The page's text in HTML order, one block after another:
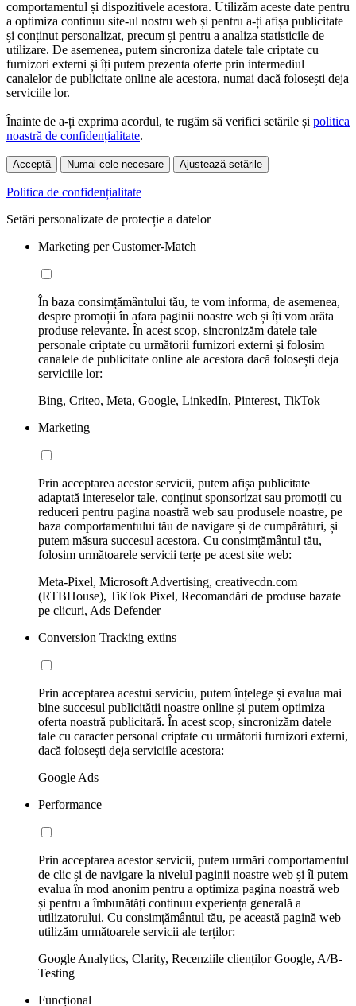
comportamentul și dispozitivele acestora. Utilizăm aceste date pentru
a optimiza continuu site-ul nostru web și pentru a-ți afișa publicitate
și conținut personalizat, precum și pentru a analiza statisticile de
utilizare. De asemenea, putem sincroniza datele tale criptate cu
furnizori externi și îți putem prezenta oferte prin intermediul
canalelor de publicitate online ale acestora, numai dacă folosești deja
serviciile lor.
Înainte de a-ți exprima acordul, te rugăm să verifici setările și politica
noastră de confidențialitate.
Acceptă Numai cele necesare Ajustează setările
Politica de confidențialitate
Setări personalizate de protecție a datelor
Marketing per Customer-Match
În baza consimțământului tău, te vom informa, de asemenea,
despre promoții în afara paginii noastre web și îți vom arăta
produse relevante. În acest scop, sincronizăm datele tale
personale criptate cu următorii furnizori externi și folosim
canalele de publicitate online ale acestora dacă folosești deja
serviciile lor:
Bing, Criteo, Meta, Google, LinkedIn, Pinterest, TikTok
Marketing
Prin acceptarea acestor servicii, putem afișa publicitate
adaptată intereselor tale, conținut sponsorizat sau promoții cu
reduceri pentru pagina noastră web sau produsele noastre, pe
baza comportamentului tău de navigare și de cumpărături, și
putem măsura succesul acestora. Cu consimțământul tău,
folosim următoarele servicii terțe pe acest site web:
Meta-Pixel, Microsoft Advertising, creativecdn.com
(RTBHouse), TikTok Pixel, Recomandări de produse bazate
pe clicuri, Ads Defender
Conversion Tracking extins
Prin acceptarea acestui serviciu, putem înțelege și evalua mai
bine succesul publicității noastre online și putem optimiza
oferta noastră publicitară. În acest scop, sincronizăm datele
tale cu caracter personal criptate cu următorii furnizori externi,
dacă folosești deja serviciile acestora:
Google Ads
Performance
Prin acceptarea acestor servicii, putem urmări comportamentul
de clic și de navigare la nivelul paginii noastre web și îl putem
evalua în mod anonim pentru a optimiza pagina noastră web
și pentru a îmbunătăți continuu experiența generală a
utilizatorului. Cu consimțământul tău, pe această pagină web
utilizăm următoarele servicii ale terților:
Google Analytics, Clarity, Recenziile clienților Google, A/B-
Testing
Funcțional